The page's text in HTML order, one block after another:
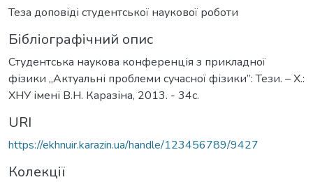
Теза доповіді студентської наукової роботи
Бібліографічний опис
Студентська наукова конференція з прикладної
фізики „Актуальні проблеми сучасної фізики”: Тези. – Х.:
ХНУ імені В.Н. Каразіна, 2013. - 34с.
URI
https://ekhnuir.karazin.ua/handle/123456789/9427
Колекції